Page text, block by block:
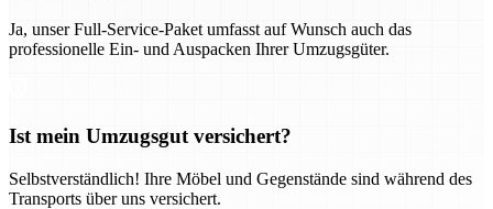
Ja, unser Full-Service-Paket umfasst auf Wunsch auch das
professionelle Ein- und Auspacken Ihrer Umzugsgüter.
Ist mein Umzugsgut versichert?
Selbstverständlich! Ihre Möbel und Gegenstände sind während des
Transports über uns versichert.